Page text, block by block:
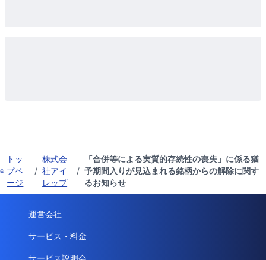
トッ
プペ
ージ
/
株式会
社アイ
レップ
/
「合併等による実質的存続性の喪失」に係る猶
予期間入りが見込まれる銘柄からの解除に関す
るお知らせ
運営会社
サービス・料金
サービス説明会